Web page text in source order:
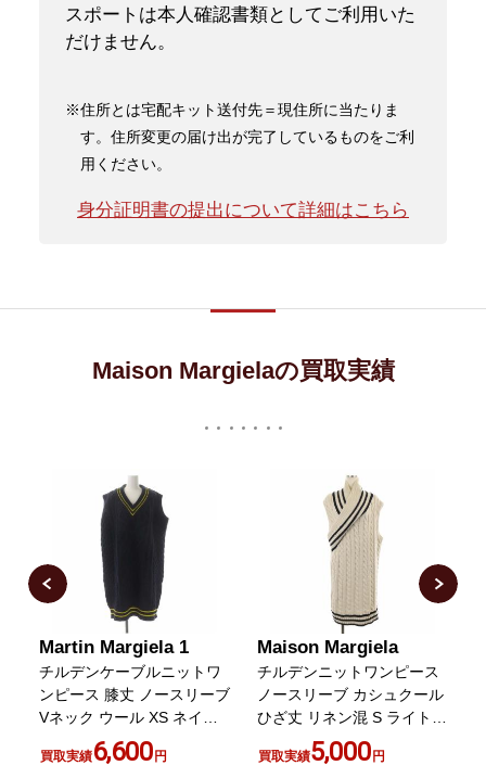
スポートは本人確認書類としてご利用いた
だけません。
※住所とは宅配キット送付先＝現住所に当たりま
す。住所変更の届け出が完了しているものをご利
用ください。
身分証明書の提出について詳細はこちら
Maison Margielaの買取実績
Martin Margiela 1
チルデンケーブルニットワ
ンピース 膝丈 ノースリーブ
Vネック ウール XS ネイビ
ー イエロー
買取実績6,600円
Maison Margiela
チルデンニットワンピース
ノースリーブ カシュクール
ひざ丈 リネン混 S ライトベ
ージュ 黒 ブラック
s51ct0925
買取実績5,000円